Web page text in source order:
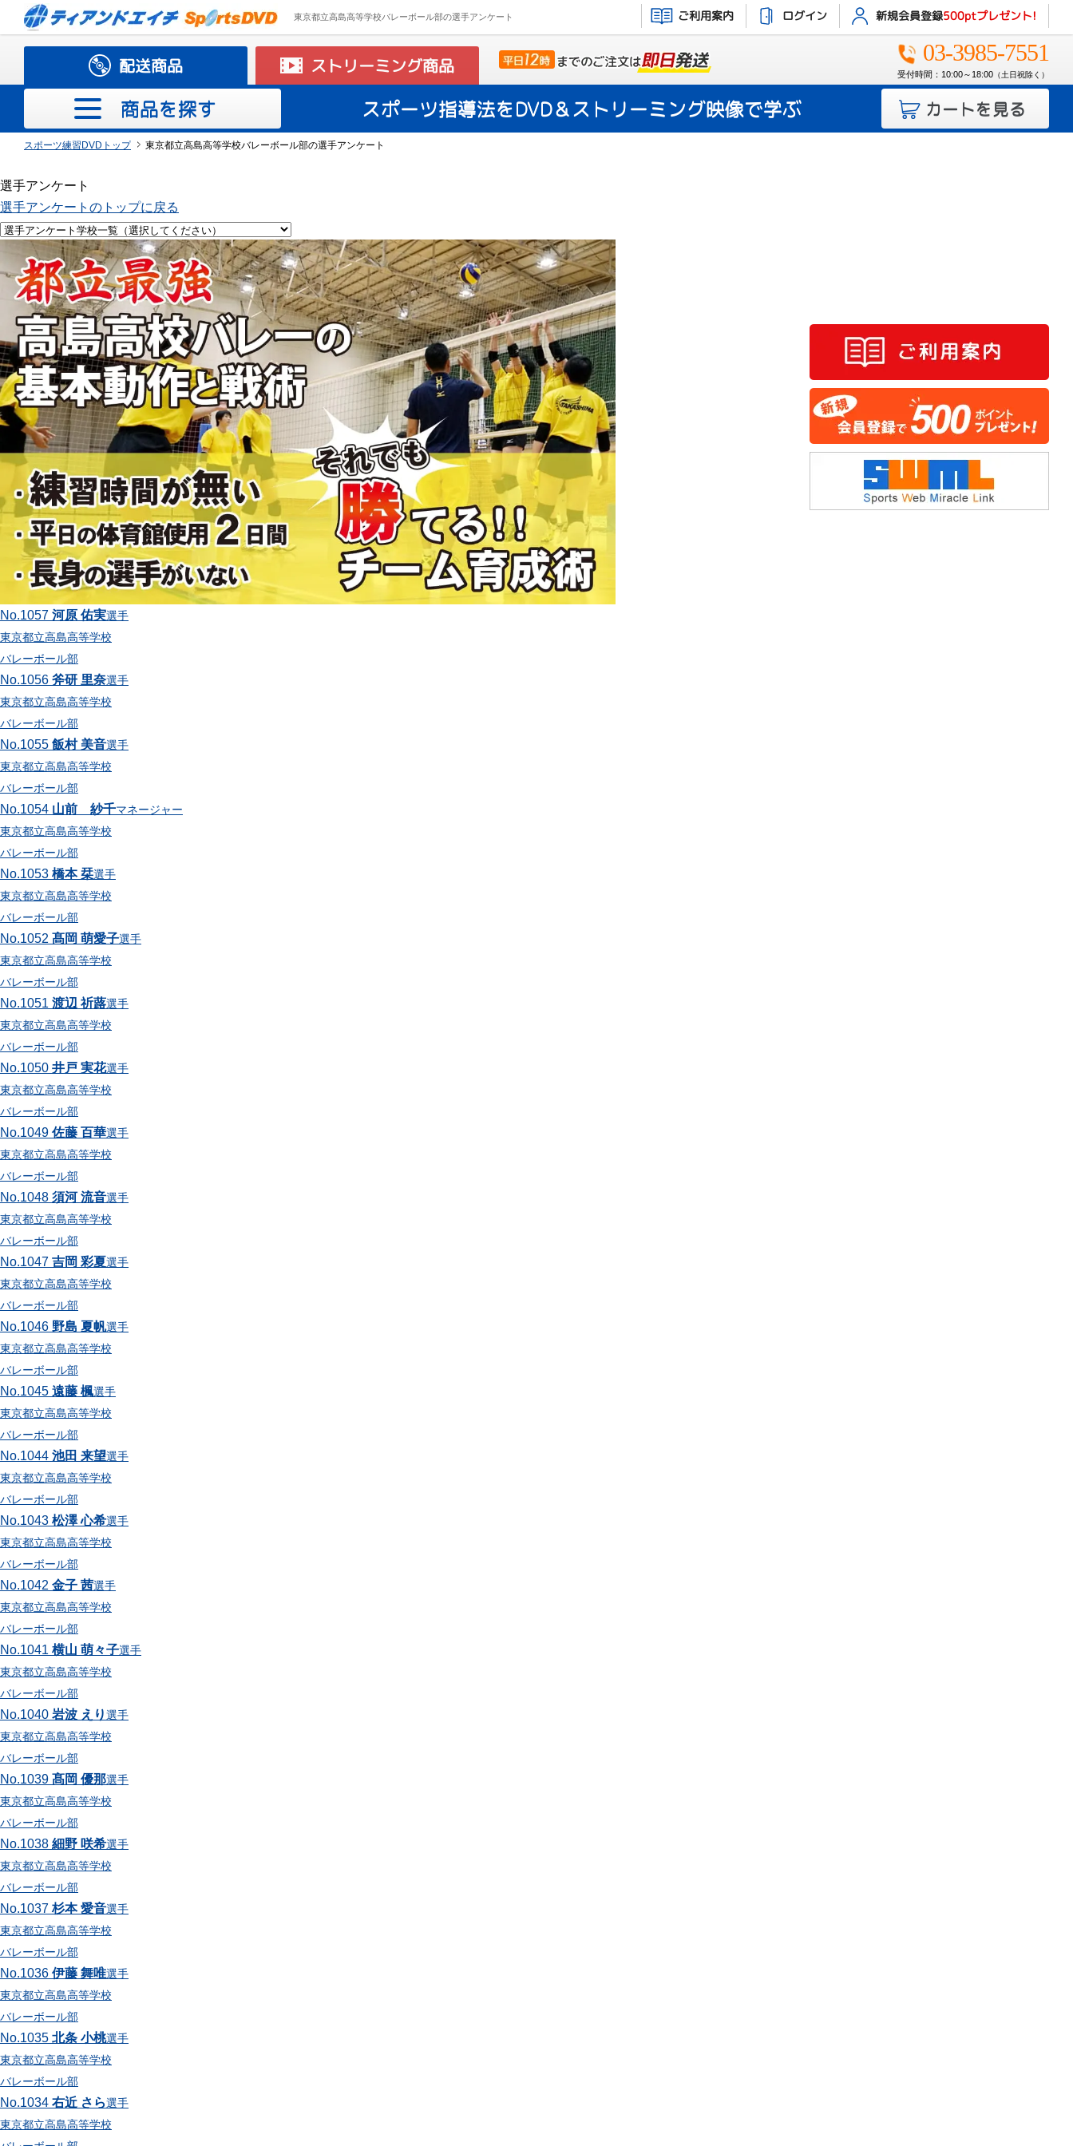
東京都立高島高等学校バレーボール部の選手アンケート ご利用案内 ログイン 新規会員登録500ptプレゼント!
配送商品 ストリーミング商品 03-3985-7551
受付時間：10:00～18:00 （土日祝除く）
商品を探す
V
D
バ
ス
ケ
ッ
ト
ボ
ー
ル
バ
ド
ミ
ン
ト
ン
バ
レ
ー
ボ
ー
ル
サ
ッ
カ
ー
ソ
フ
ト
テ
ニ
ス
テ
ニ
ス
ソ
フ
ト
ボ
ー
ル
ハ
ン
ド
ボ
ー
ル
レ
ス
リ
ン
グ
卓
球
野
球
剣
道
柔
道
弓
道
体
操
新
体
操
陸
上
競
技
創
作
ダ
ン
ス
ラ
グ
ビ
ー
エ
ア
ロ
ビ
ク
ス
ス
ト
レ
ッ
チ
メ
ン
タ
ル
テ
ー
ピ
ン
グ
ト
レ
ー
ニ
ン
グ
小
学
校
体
育
そ
の
他
スポーツ指導法をDVD＆ストリーミング映像で学ぶ カートを見る
スポーツ練習DVDトップ 東京都立高島高等学校バレーボール部の選手アンケート
選手アンケート
選手アンケートのトップに戻る
No.1057 河原 佑実選手
東京都立高島高等学校
バレーボール部
No.1056 斧研 里奈選手
東京都立高島高等学校
バレーボール部
No.1055 飯村 美音選手
東京都立高島高等学校
バレーボール部
No.1054 山前 紗千マネージャー
東京都立高島高等学校
バレーボール部
No.1053 橋本 栞選手
東京都立高島高等学校
バレーボール部
No.1052 髙岡 萌愛子選手
東京都立高島高等学校
バレーボール部
No.1051 渡辺 祈蕗選手
東京都立高島高等学校
バレーボール部
No.1050 井戸 実花選手
東京都立高島高等学校
バレーボール部
No.1049 佐藤 百華選手
東京都立高島高等学校
バレーボール部
No.1048 須河 流音選手
東京都立高島高等学校
バレーボール部
No.1047 吉岡 彩夏選手
東京都立高島高等学校
バレーボール部
No.1046 野島 夏帆選手
東京都立高島高等学校
バレーボール部
No.1045 遠藤 楓選手
東京都立高島高等学校
バレーボール部
No.1044 池田 来望選手
東京都立高島高等学校
バレーボール部
No.1043 松澤 心希選手
東京都立高島高等学校
バレーボール部
No.1042 金子 茜選手
東京都立高島高等学校
バレーボール部
No.1041 横山 萌々子選手
東京都立高島高等学校
バレーボール部
No.1040 岩波 えり 選手
東京都立高島高等学校
バレーボール部
No.1039 髙岡 優那選手
東京都立高島高等学校
バレーボール部
No.1038 細野 咲希選手
東京都立高島高等学校
バレーボール部
No.1037 杉本 愛音選手
東京都立高島高等学校
バレーボール部
No.1036 伊藤 舞唯選手
東京都立高島高等学校
バレーボール部
No.1035 北条 小桃選手
東京都立高島高等学校
バレーボール部
No.1034 右近 さら選手
東京都立高島高等学校